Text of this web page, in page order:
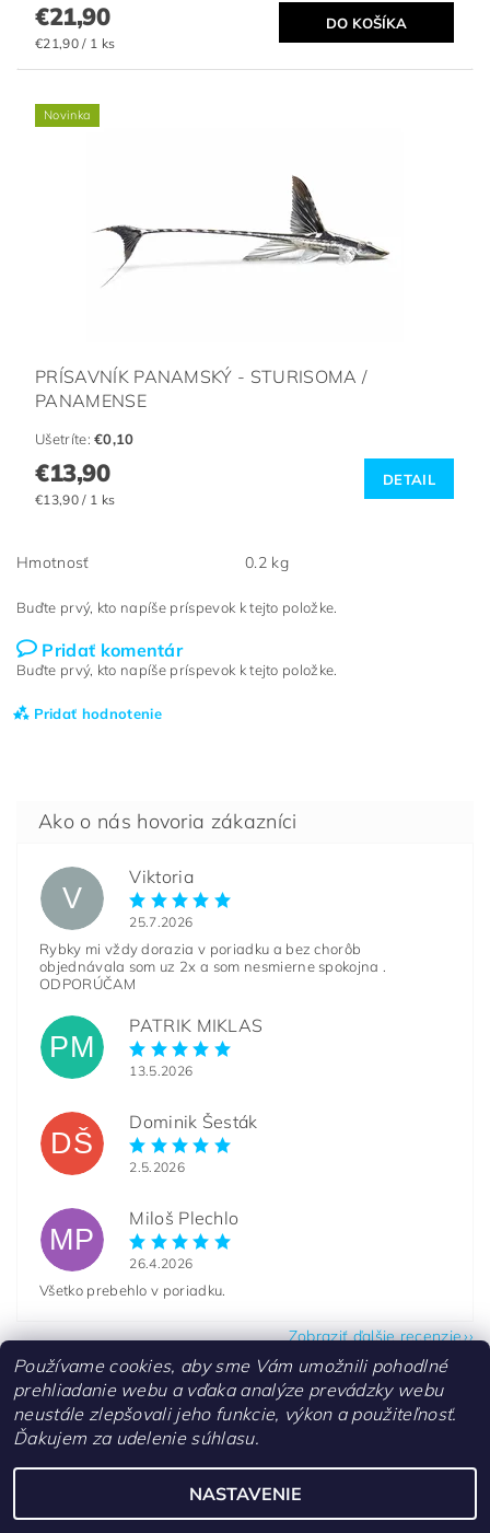
€21,90
€21,90 / 1 ks
Novinka
PRÍSAVNÍK PANAMSKÝ - STURISOMA /
PANAMENSE
Ušetríte:€0,10
€13,90
€13,90 / 1 ks
DETAIL
Hmotnosť 0.2 kg
Buďte prvý, kto napíše príspevok k tejto položke.
Pridať komentár
Buďte prvý, kto napíše príspevok k tejto položke.
Pridať hodnotenie
V
Viktoria
25.7.2026
Rybky mi vždy dorazia v poriadku a bez chorôb
objednávala som uz 2x a som nesmierne spokojna .
ODPORÚČAM
PM
PATRIK MIKLAS
13.5.2026
DŠ
Dominik Šesták
2.5.2026
MP
Miloš Plechlo
26.4.2026
Všetko prebehlo v poriadku.
Zobraziť ďalšie recenzie
Kontakty
2026 ©aquascaperi.sk, všetky práva vyhradenéUpraviť nastavenie cookies
Používame cookies, aby sme Vám umožnili pohodlné
prehliadanie webu a vďaka analýze prevádzky webu
neustále zlepšovali jeho funkcie, výkon a použiteľnosť.
Ďakujem za udelenie súhlasu.
NASTAVENIE